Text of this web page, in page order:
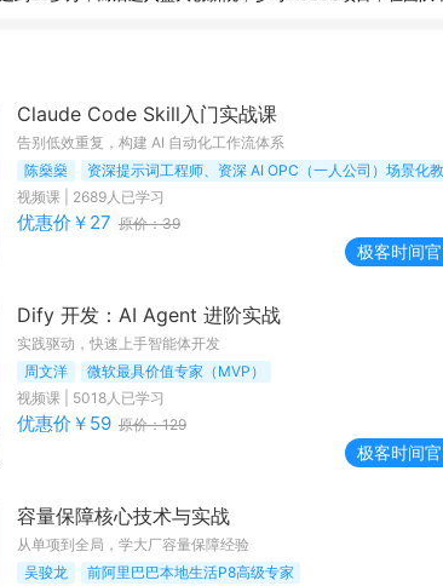
Claude Code Skill入门实战课
告别低效重复，构建 AI 自动化工作流体系
陈燊燊
资深提示词工程师、资深 AI OPC（一人公司）场景化
视频课
2689人已学习
优惠价￥ 27 原价：39
极客时间
Dify 开发：AI Agent 进阶实战
实践驱动，快速上手智能体开发
周文洋
微软最具价值专家（MVP）
视频课
5018人已学习
优惠价￥ 59 原价：129
极客时间
容量保障核心技术与实战
从单项到全局，学大厂容量保障经验
吴骏龙
前阿里巴巴本地生活P8高级专家